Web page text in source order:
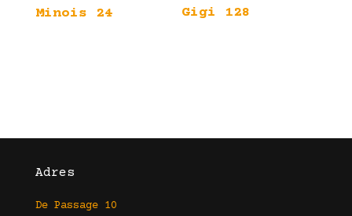
Minois 24
Gigi 128
Adres
De Passage 10